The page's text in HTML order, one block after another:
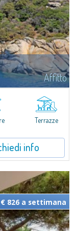
Affitto
mare frastagliato di
e benessere pied
Terrazze
info
826 a settimana